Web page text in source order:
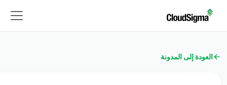
العودة إلى المدونة